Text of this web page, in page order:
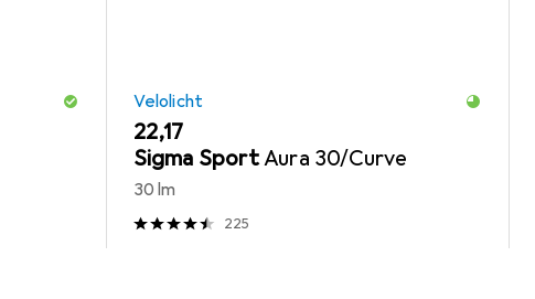
Velolicht
EUR
22,17
Sigma SportAura 30/Curve
30 lm
225